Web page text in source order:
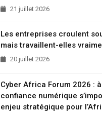
21 juillet 2026
Les entreprises croulent
mais travaillent-elles
20 juillet 2026
Cyber Africa Forum 2026 :
confiance numérique
enjeu stratégique pour